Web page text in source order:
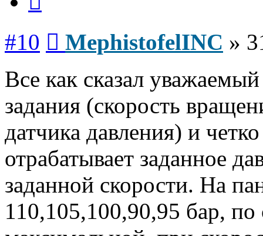
#10 MephistofelINC »
Все как сказал
задания (скорость
датчика давления) и
отрабатывает заданное
заданной скорости. На
110,105,100,90,95 бар,